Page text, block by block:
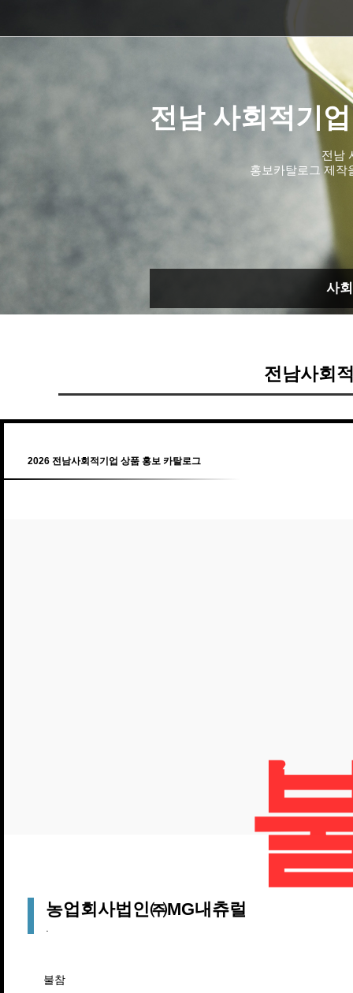
전남 사회적기
전남
홍보카탈로그 제작
사
전남사회
2026 전남사회적기업 상품 홍보 카탈로그
농업회사법인㈜MG내츄럴
불참